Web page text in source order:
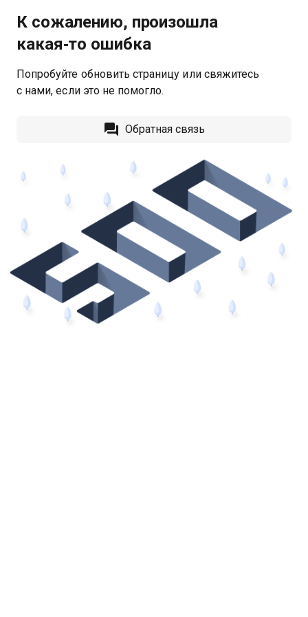
К сожалению, произошла
какая‑то ошибка
Попробуйте обновить страницу или свяжитесь
с нами, если это не помогло.
Обратная связь